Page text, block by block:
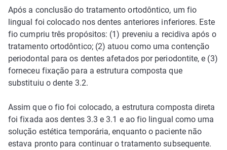
Após a conclusão do tratamento ortodôntico, um fio
lingual foi colocado nos dentes anteriores inferiores. Este
fio cumpriu três propósitos: (1) preveniu a recidiva após o
tratamento ortodôntico; (2) atuou como uma contenção
periodontal para os dentes afetados por periodontite, e (3)
forneceu fixação para a estrutura composta que
substituiu o dente 3.2.
Assim que o fio foi colocado, a estrutura composta direta
foi fixada aos dentes 3.3 e 3.1 e ao fio lingual como uma
solução estética temporária, enquanto o paciente não
estava pronto para continuar o tratamento subsequente.